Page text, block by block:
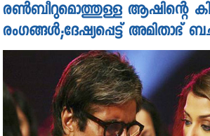
രണ്‍ബീറുമൊത്തുള്ള ആഷിന്റെ
രംഗങ്ങൾ;ദേഷ്യപ്പെട്ട് അമിതാഭ്